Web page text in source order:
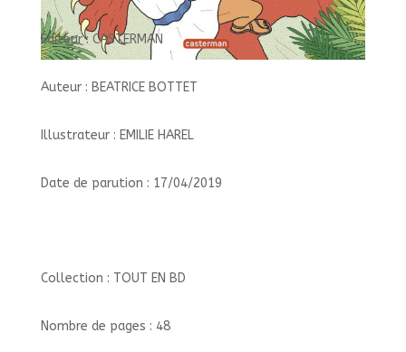
Éditeur : CASTERMAN
Auteur : BEATRICE BOTTET
Illustrateur : EMILIE HAREL
Date de parution : 17/04/2019
Collection : TOUT EN BD
Nombre de pages : 48